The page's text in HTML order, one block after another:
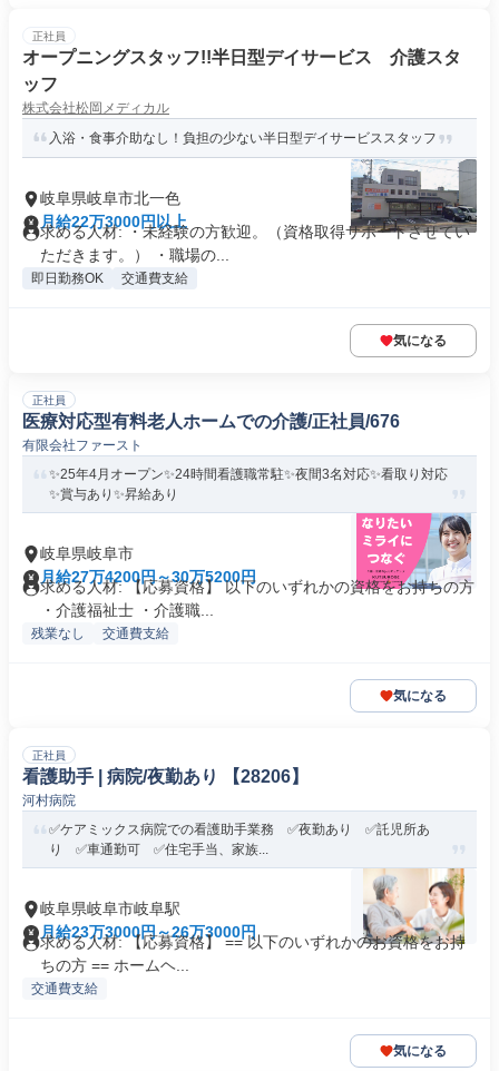
正社員
オープニングスタッフ!!半日型デイサービス 介護スタ
ッフ
株式会社松岡メディカル
入浴・食事介助なし！負担の少ない半日型デイサービススタッフ
岐阜県岐阜市北一色
月給22万3000円以上
求める人材: ・未経験の方歓迎。（資格取得サポートさせてい
ただきます。） ・職場の...
即日勤務OK 交通費支給
気になる
正社員
医療対応型有料老人ホームでの介護/正社員/676
有限会社ファースト
✨25年4月オープン✨24時間看護職常駐✨夜間3名対応✨看取り対応
✨賞与あり✨昇給あり
岐阜県岐阜市
月給27万4200円～30万5200円
求める人材: 【応募資格】 以下のいずれかの資格をお持ちの方
・介護福祉士 ・介護職...
残業なし 交通費支給
気になる
正社員
看護助手 | 病院/夜勤あり 【28206】
河村病院
✅ケアミックス病院での看護助手業務 ✅夜勤あり ✅託児所あ
り ✅車通勤可 ✅住宅手当、家族...
岐阜県岐阜市岐阜駅
月給23万3000円～26万3000円
求める人材: 【応募資格】 == 以下のいずれかのお資格をお持
ちの方 == ホームヘ...
交通費支給
気になる